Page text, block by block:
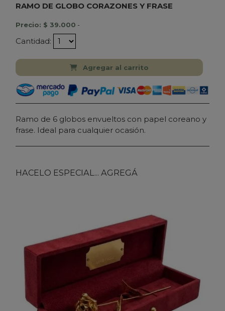
RAMO DE GLOBO CORAZONES Y FRASE
Precio: $ 39.000 -
Cantidad:
Agregar al carrito
Ramo de 6 globos envueltos con papel coreano y
frase. Ideal para cualquier ocasión.
HACELO ESPECIAL... AGREGÁ